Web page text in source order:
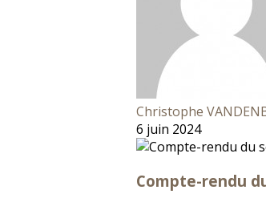
Christophe
6 juin 2024
Compte-rendu